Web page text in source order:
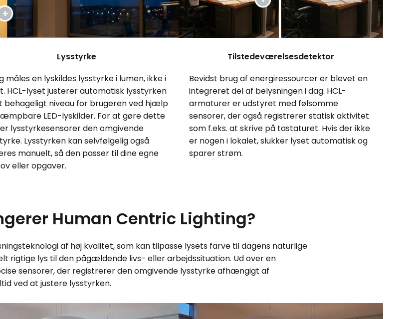
Lysstyrke
måles en lyskildes lysstyrke i lumen, ikke i
HCL-lyset justerer automatisk lysstyrken
behageligt niveau for brugeren ved hjælp
LED-lyskilder. For at gøre dette
lysstyrkesensorer den omgivende
Lysstyrken kan selvfølgelig også
manuelt, så den passer til dine egne
eller opgaver.
Tilstedeværelsesdetektor
Bevidst brug af energiressourcer er blevet en
integreret del af belysningen i dag. HCL-
armaturer er udstyret med følsomme
sensorer, der også registrerer statisk aktivitet
som f.eks. at skrive på tastaturet. Hvis der ikke
er nogen i lokalet, slukker lyset automatisk og
sparer strøm.
Human Centric Lighting?
af høj kvalitet, som kan tilpasse lysets farve til dagens naturlige
rigtige lys til den pågældende livs- eller arbejdssituation. Ud over en
sensorer, der registrerer den omgivende lysstyrke afhængigt af
ved at justere lysstyrken.